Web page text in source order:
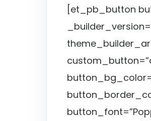
[et_pb_button